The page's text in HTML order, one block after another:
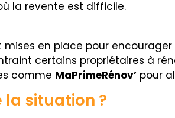
la revente est difficile.
en place pour
certains propriétaires à
comme MaPrimeRénov’ pour
la situation ?